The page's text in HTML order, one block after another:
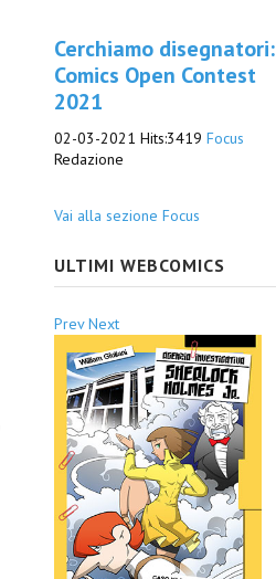
Cerchiamo disegnatori:
Comics Open Contest
2021
02-03-2021 Hits:3419 Focus
Redazione
Vai alla sezione Focus
ULTIMI WEBCOMICS
Prev Next